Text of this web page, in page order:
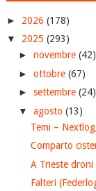
► 2026 (178)
▼ 2025 (293)
► novembre (42)
► ottobre (67)
► settembre (24)
▼ agosto (13)
Temi –
Comparto
A Trieste
Falteri